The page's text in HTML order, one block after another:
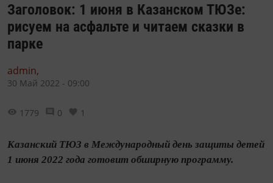
Заголовок: 1 июня в Казанском ТЮЗе:
рисуем на асфальте и читаем сказки в
парке
admin,
30 Май 2022 - 09:00
1779 0 1
Казанский ТЮЗ в Международный день защиты детей
1 июня 2022 года готовит обширную программу.